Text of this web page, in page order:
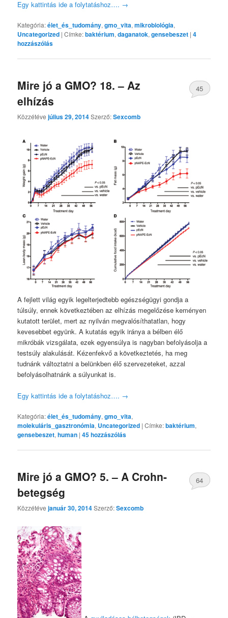
Egy kattintás ide a folytatáshoz…. →
Kategória:élet_és_tudomány,gmo_vita,mikrobiológia,
Uncategorized |Címke:baktérium,daganatok,gensebeszet |4
hozzászólás
Mire jó a GMO? 18. – Az
elhízás
Közzétévejúlius 29, 2014Szerző:Sexcomb
45
A fejlett világ egyik legelterjedtebb egészségügyi gondja a
túlsúly, ennek következtében az elhízás megelőzése keményen
kutatott terület, mert az nyilván megvalósíthatatlan, hogy
kevesebbet együnk. A kutatás egyik iránya a bélben élő
mikróbák vizsgálata, ezek egyensúlya is nagyban befolyásolja a
testsúly alakulását. Kézenfekvő a következtetés, ha meg
tudnánk változtatni a belünkben élő szervezeteket, azzal
befolyásolhatnánk a súlyunkat is.
Egy kattintás ide a folytatáshoz…. →
Kategória:élet_és_tudomány,gmo_vita,
molekuláris_gasztronómia, Uncategorized |Címke:baktérium,
gensebeszet,human |45hozzászólás
Mire jó a GMO? 5. – A Crohn-
betegség
Közzétévejanuár 30, 2014Szerző:Sexcomb
64